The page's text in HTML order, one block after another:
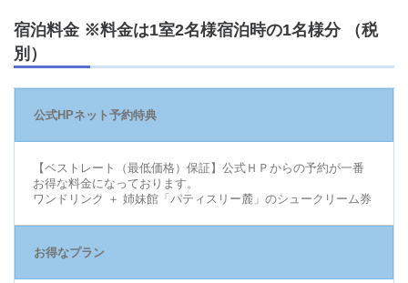
宿泊料金 ※料金は1室2名様宿泊時の1名様分 （税
別）
公式HPネット予約特典
【ベストレート（最低価格）保証】公式ＨＰからの予約が一番
お得な料金になっております。
ワンドリンク ＋ 姉妹館「パティスリー麓」のシュークリーム券
お得なプラン